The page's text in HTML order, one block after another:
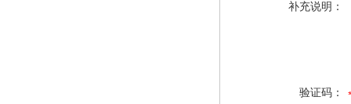
补充说明：
验证码：